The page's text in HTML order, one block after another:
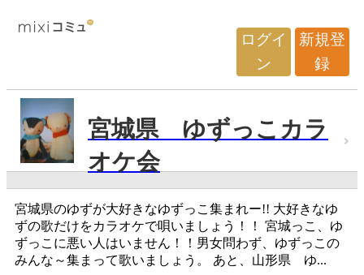
ログイ
ン
新規登
録
宮城県 ゆずっこカラ
オケ会
宮城県のゆずが大好きなゆずっこ集まれー!! 大好きなゆ
ずの歌だけをカラオケで唄いましょう！！ 宮城っこ、ゆ
ずっこに悪い人はいません！！男女問わず、ゆずっこの
みんな～集まって歌いましょう。 あと、山形県 ゆ...